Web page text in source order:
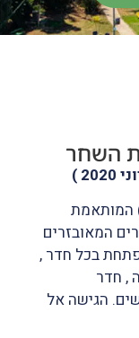
השחר
)
) המותאמת
המאובזרים
בכל חדר ,
, חדר
הגישה אל